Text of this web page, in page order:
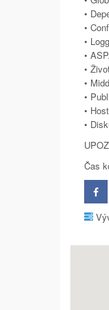
•
•
•
•
•
•
•
•
•
Čas